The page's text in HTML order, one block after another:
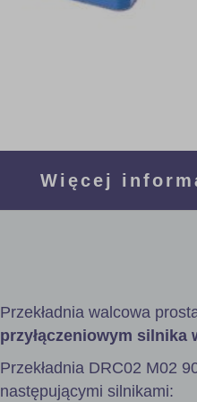
Przekładnia walcowa
przyłączeniowym silnika
Przekładnia DRC02 M02
następującymi silnikami:
Więcej